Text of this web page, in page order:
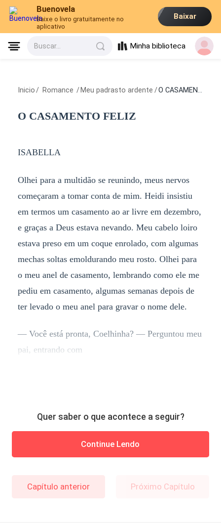
Buenovela
Baixe o livro gratuitamente no
aplicativo
Baixar
Buscar... Minha biblioteca
Inicio / Romance / Meu padrasto ardente /O CASAMENTO FELIZ
O CASAMENTO FELIZ
ISABELLA
Olhei para a multidão se reunindo, meus nervos
começaram a tomar conta de mim. Heidi insistiu
em termos um casamento ao ar livre em dezembro,
e graças a Deus estava nevando. Meu cabelo loiro
estava preso em um coque enrolado, com algumas
mechas soltas emoldurando meu rosto. Olhei para
o meu anel de casamento, lembrando como ele me
pediu em casamento, algumas semanas depois de
ter levado o meu anel para gravar o nome dele.
— Você está pronta, Coelhinha? — Perguntou meu
pai, entrando com
Quer saber o que acontece a seguir?
Continue Lendo
Capítulo anterior Próximo Capítulo